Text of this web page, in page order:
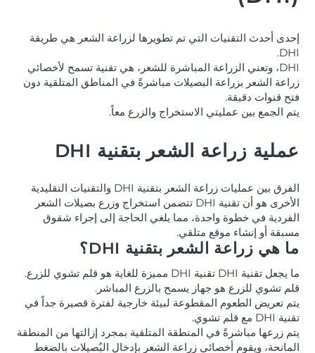
إحدى أحدث التقنيات التي تم تطويرها لزراعة الشعر هي طريقة
DHI.
DHI، وتعني الزراعة المباشرة للشعر، هي تقنية تسمح لأخصائي
زراعة الشعر بزراعة البصيلات مباشرةً في المناطق المتلقية دون
فتح قنوات دقيقة.
يتم الجمع بين عمليتي الاستخراج والزرع معاً.
عملية زراعة الشعر بتقنية DHI
الفرق بين عمليات زراعة الشعر بتقنية DHI والتقنيات التقليدية
الأخرى هو أن تقنية DHI تتضمن استخراج وزرع بصيلات الشعر
الفردية في خطوة واحدة، مما يلغي الحاجة إلى إجراء شقوق
مسبقة أو إنشاء موقع متلقي.
ما هي زراعة الشعر بتقنية DHI؟
ما يجعل تقنية DHI تقنية DHI مميزة للغاية هو قلم تشوي للزرع.
قلم تشوي للزرع هو جهاز يسمح بالزرع المباشر.
يتم تعريض الطعوم المقطوعة لبيئة خارجية لفترة قصيرة جداً في
تقنية DHI مع قلم تشوي.
يتم زرعها مباشرةً في المنطقة المتلقية بمجرد إزالتها من المنطقة
المانحة، ويقوم أخصائي زراعة الشعر بإدخال البُصيلات بالضغط